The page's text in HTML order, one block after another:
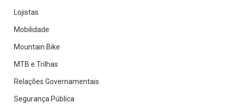
Lojistas
Mobilidade
Mountain Bike
MTB e Trilhas
Relações Governamentais
Segurança Pública